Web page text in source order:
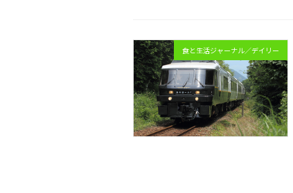
食と生活ジャーナル／デイリー